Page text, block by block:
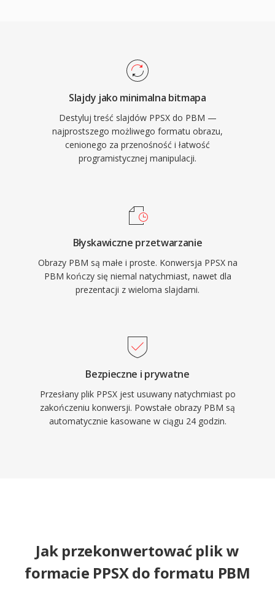
Slajdy jako minimalna bitmapa
Destyluj treść slajdów PPSX do PBM —
najprostszego możliwego formatu obrazu,
cenionego za przenośność i łatwość
programistycznej manipulacji.
Błyskawiczne przetwarzanie
Obrazy PBM są małe i proste. Konwersja PPSX na
PBM kończy się niemal natychmiast, nawet dla
prezentacji z wieloma slajdami.
Bezpieczne i prywatne
Przesłany plik PPSX jest usuwany natychmiast po
zakończeniu konwersji. Powstałe obrazy PBM są
automatycznie kasowane w ciągu 24 godzin.
Jak przekonwertować plik w
formacie PPSX do formatu PBM